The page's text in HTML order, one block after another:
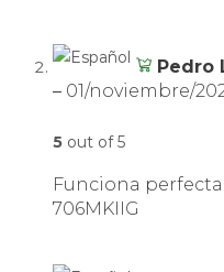
Pedro
– 01/noviembre/
5 out of 5
Funciona
706MKIIG